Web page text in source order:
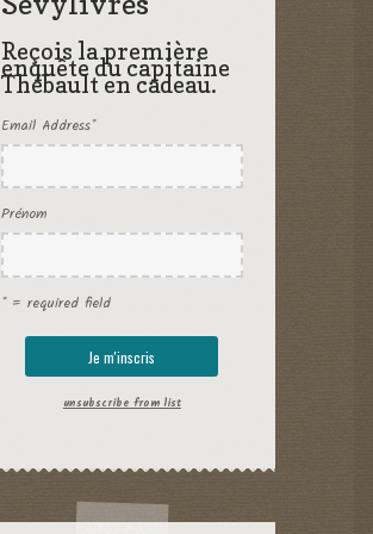
Reçois la première
enquête du capitaine
Thébault en cadeau.
Email Address*
Prénom
* = required field
unsubscribe from list